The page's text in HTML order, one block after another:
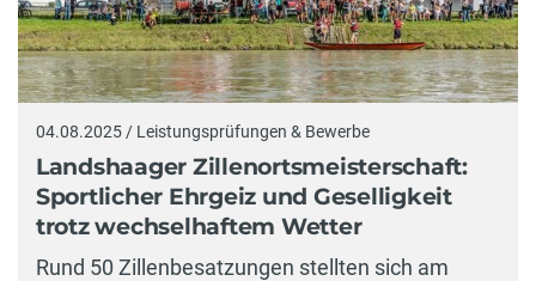
04.08.2025 / Leistungsprüfungen & Bewerbe
Landshaager Zillenortsmeisterschaft:
Sportlicher Ehrgeiz und Geselligkeit
trotz wechselhaftem Wetter
Rund 50 Zillenbesatzungen stellten sich am